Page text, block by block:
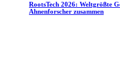
RootsTech 2026: Weltgrößte
Ahnenforscher zusammen